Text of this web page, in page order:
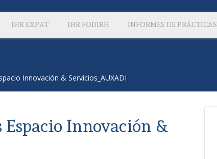
IHR EXPAT IHR FODIRH INFORMES DE PRÁCTICAS
Innovación & Servicios_AUXADI
Espacio Innovación &